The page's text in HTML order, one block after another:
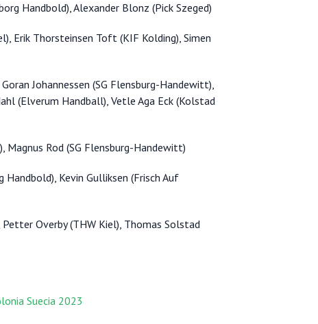
Handbold), Alexander Blonz (Pick Szeged)
Erik Thorsteinsen Toft (KIF Kolding), Simen
Johannessen (SG Flensburg-Handewitt),
(Elverum Handball), Vetle Aga Eck (Kolstad
Magnus Rod (SG Flensburg-Handewitt)
Handbold), Kevin Gulliksen (Frisch Auf
Overby (THW Kiel), Thomas Solstad
Suecia 2023